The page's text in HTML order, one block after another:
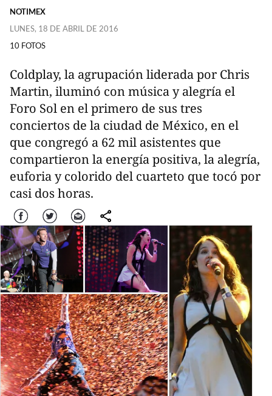
NOTIMEX
LUNES, 18 DE ABRIL DE 2016
10 FOTOS
Coldplay, la agrupación liderada por Chris
Martin, iluminó con música y alegría el
Foro Sol en el primero de sus tres
conciertos de la ciudad de México, en el
que congregó a 62 mil asistentes que
compartieron la energía positiva, la alegría,
euforia y colorido del cuarteto que tocó por
casi dos horas.
Facebook Twitter Correo comparte